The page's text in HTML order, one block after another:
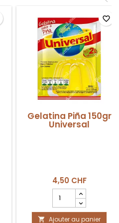
Gelatina Piña 150gr
Universal
4,50 CHF
quantité
du
produit
 Ajouter au panier
favorite_border